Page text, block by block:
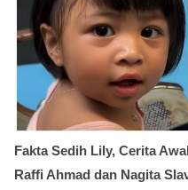
Fakta Sedih Lily, Cerita
Raffi Ahmad dan Nagita